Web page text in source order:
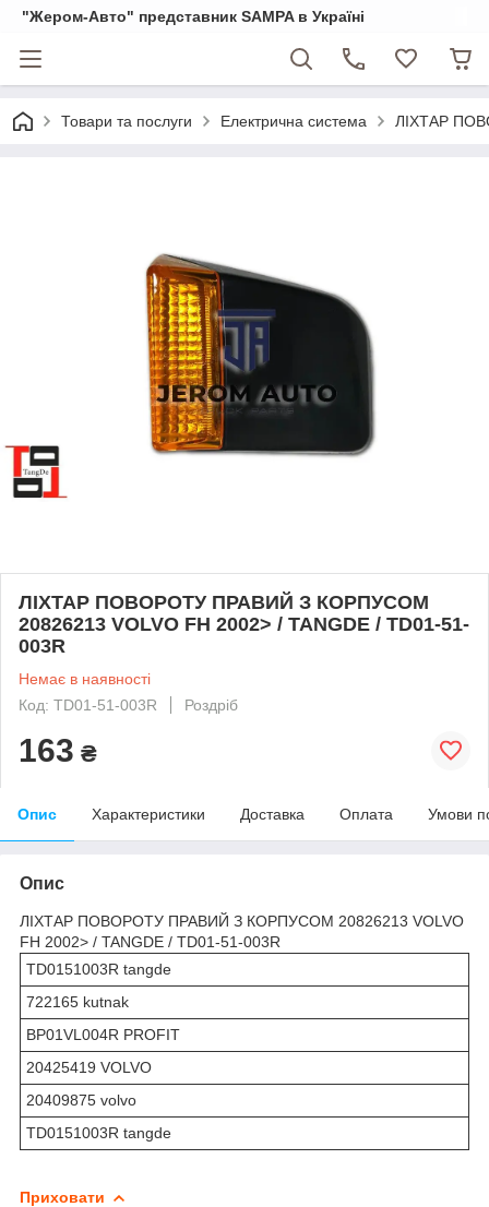
"Жером-Авто" представник SAMPA в Україні
Товари та послуги Електрична система ЛІХТАР
ЛІХТАР ПОВОРОТУ ПРАВИЙ З КОРПУСОМ
20826213 VOLVO FH 2002> / TANGDE / TD01-51-
003R
Немає в наявності
Код: TD01-51-003R
Роздріб
163 ₴
Опис Характеристики Доставка Оплата Умови
Опис
ЛІХТАР ПОВОРОТУ ПРАВИЙ З КОРПУСОМ 20826213 VOLVO
FH 2002> / TANGDE / TD01-51-003R
TD0151003R tangde
722165 kutnak
BP01VL004R PROFIT
20425419 VOLVO
20409875 volvo
TD0151003R tangde
Приховати